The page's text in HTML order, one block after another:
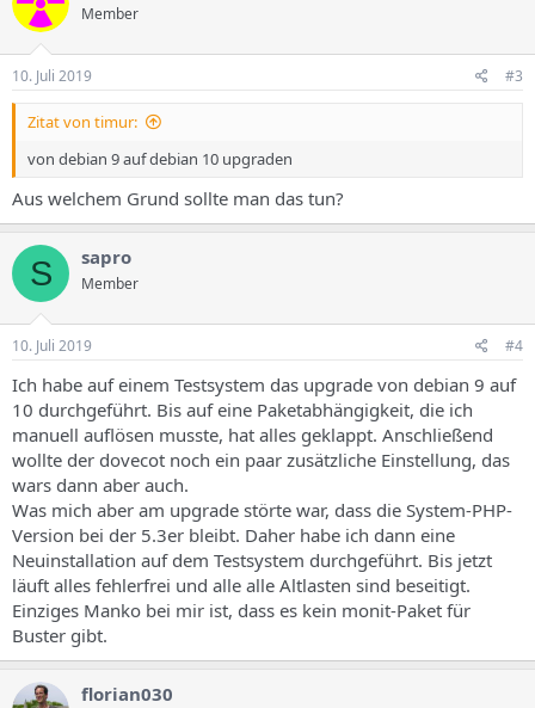
Member
10. Juli 2019 #3
Zitat von timur:
von debian 9 auf debian 10 upgraden
Aus welchem Grund sollte man das tun?
S sapro
Member
10. Juli 2019 #4
Ich habe auf einem Testsystem das upgrade von debian 9 auf
10 durchgeführt. Bis auf eine Paketabhängigkeit, die ich
manuell auflösen musste, hat alles geklappt. Anschließend
wollte der dovecot noch ein paar zusätzliche Einstellung, das
wars dann aber auch.
Was mich aber am upgrade störte war, dass die System-PHP-
Version bei der 5.3er bleibt. Daher habe ich dann eine
Neuinstallation auf dem Testsystem durchgeführt. Bis jetzt
läuft alles fehlerfrei und alle alle Altlasten sind beseitigt.
Einziges Manko bei mir ist, dass es kein monit-Paket für
Buster gibt.
florian030